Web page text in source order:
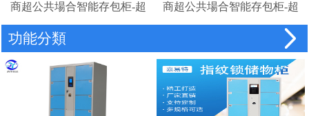
商超公共場合智能存包柜-超
市智能儲物柜密碼柜電子存
包柜
商超公共場合智能存包柜-超
市智能條碼寄存儲物柜電子
存包柜
功能分類